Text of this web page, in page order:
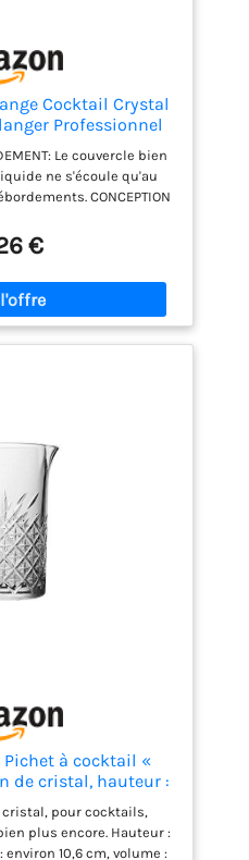
Cocktail Crystal
Professionnel
CN610Le couvercle bien
ne s'écoule qu'au
CONCEPTION
les espaces compacts.
ROBUSTE: Le verre nervuré
le pichet résistant à la
Le bec verseur compact
et contrôlé. NETTOYAGE
verres pour un nettoyage
€
Pichet à cocktail «
de cristal, hauteur :
cl, en verre
cristal, pour cocktails,
plus encore. Hauteur :
10,6 cm, volume :